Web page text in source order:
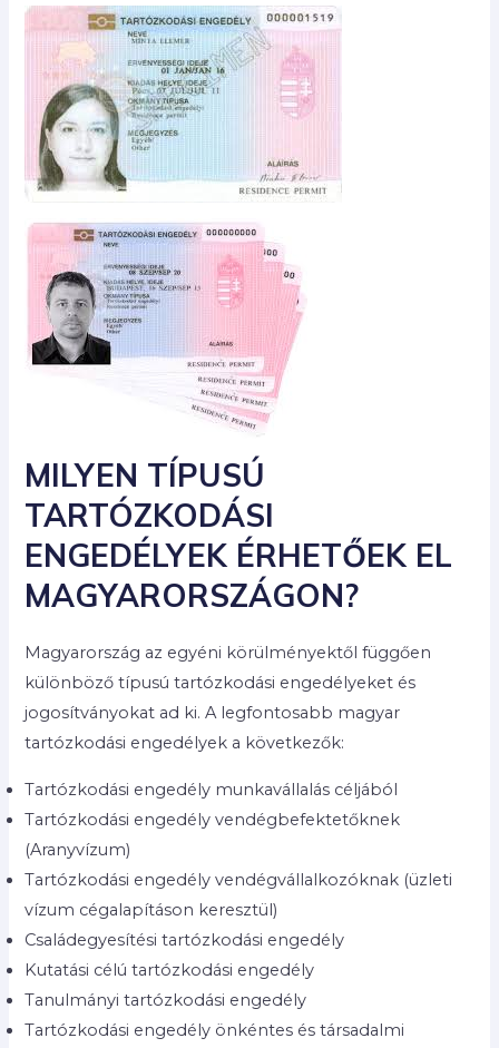
MILYEN TÍPUSÚ
TARTÓZKODÁSI
ENGEDÉLYEK ÉRHETŐEK EL
MAGYARORSZÁGON?
Magyarország az egyéni körülményektől függően
különböző típusú tartózkodási engedélyeket és
jogosítványokat ad ki. A legfontosabb magyar
tartózkodási engedélyek a következők:
Tartózkodási engedély munkavállalás céljából
Tartózkodási engedély vendégbefektetőknek
(Aranyvízum)
Tartózkodási engedély vendégvállalkozóknak (üzleti
vízum cégalapításon keresztül)
Családegyesítési tartózkodási engedély
Kutatási célú tartózkodási engedély
Tanulmányi tartózkodási engedély
Tartózkodási engedély önkéntes és társadalmi